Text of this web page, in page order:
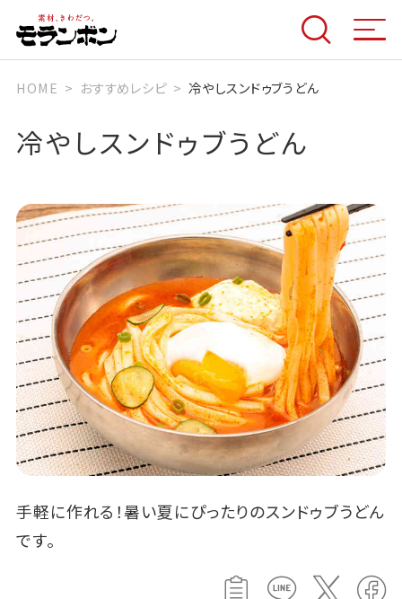
HOME おすすめレシピ 冷やしスンドゥブうどん
冷やしスンドゥブうどん
手軽に作れる！暑い夏にぴったりのスンドゥブうどん
です。